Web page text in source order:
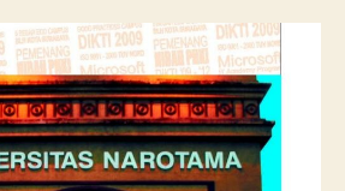
Universitas
Narotama,
Kampus
Favorit
Surabaya